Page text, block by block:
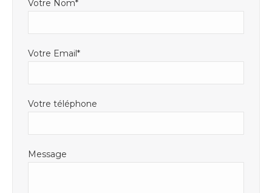
Votre Nom*
Votre Email*
Votre téléphone
Message